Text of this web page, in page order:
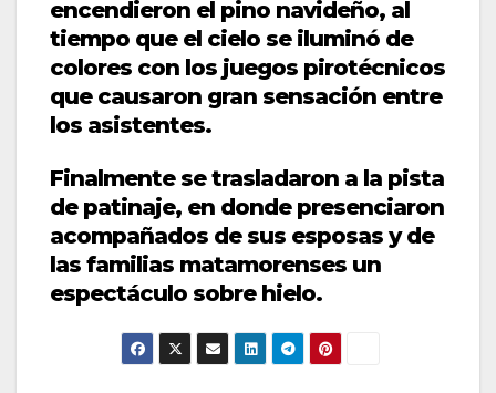
encendieron el pino navideño, al
tiempo que el cielo se iluminó de
colores con los juegos pirotécnicos
que causaron gran sensación entre
los asistentes.
Finalmente se trasladaron a la pista
de patinaje, en donde presenciaron
acompañados de sus esposas y de
las familias matamorenses un
espectáculo sobre hielo.